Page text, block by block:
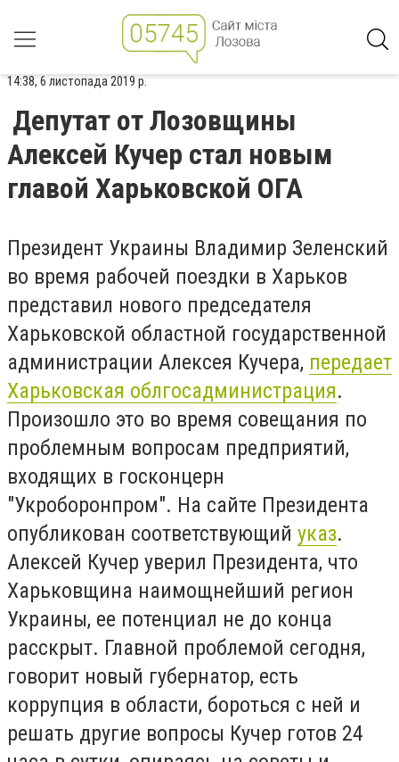
14:38, 6 листопада 2019 р.
Депутат от Лозовщины
Алексей Кучер стал новым
главой Харьковской ОГА
Президент Украины Владимир Зеленский
во время рабочей поездки в Харьков
представил нового председателя
Харьковской областной государственной
администрации Алексея Кучера, передает
Харьковская облгосадминистрация.
Произошло это во время совещания по
проблемным вопросам предприятий,
входящих в госконцерн
"Укроборонпром". На сайте Президента
опубликован соответствующий указ.
Алексей Кучер уверил Президента, что
Харьковщина наимощнейший регион
Украины, ее потенциал не до конца
расскрыт. Главной проблемой сегодня,
говорит новый губернатор, есть
коррупция в области, бороться с ней и
решать другие вопросы Кучер готов 24